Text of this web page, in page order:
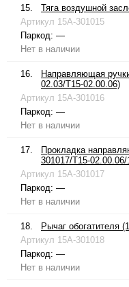
15.
Тяга воздушной
Артикул 15A-301015
Паркод: —
Нет в наличии
16.
Направляющая
02.03/T15-02.00.06)
Артикул 15A-301016
Паркод: —
Нет в наличии
17.
Прокладка
301017/T15-
Артикул 15A-301017
Паркод: —
Нет в наличии
18.
Рычаг обогатителя
Артикул 15A-301018
Паркод: —
Нет в наличии